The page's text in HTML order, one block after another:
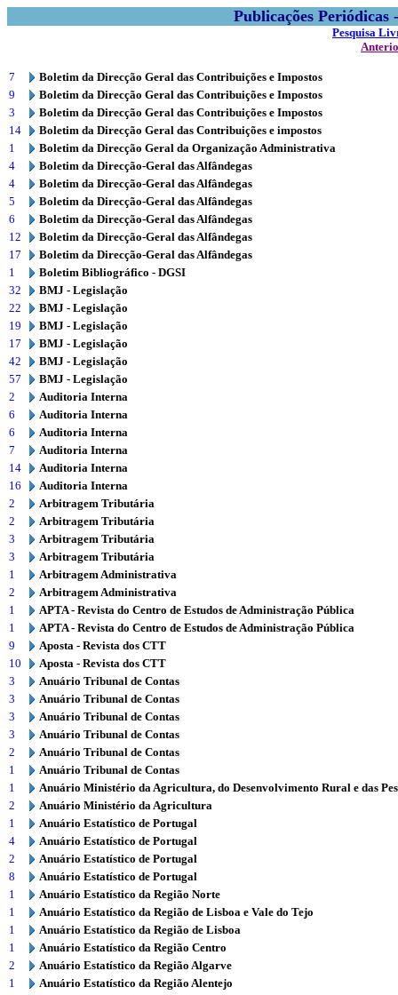
Publicações
Pesquisa
7
Boletim da Direcção Geral das Contribuições e Impostos
9
Boletim da Direcção Geral das Contribuições e Impostos
3
Boletim da Direcção Geral das Contribuições e Impostos
14
Boletim da Direcção Geral das Contribuições e impostos
1
Boletim da Direcção Geral da Organização Administrativa
4
Boletim da Direcção-Geral das Alfândegas
4
Boletim da Direcção-Geral das Alfândegas
5
Boletim da Direcção-Geral das Alfândegas
6
Boletim da Direcção-Geral das Alfândegas
12
Boletim da Direcção-Geral das Alfândegas
17
Boletim da Direcção-Geral das Alfândegas
1
Boletim Bibliográfico - DGSI
32
BMJ - Legislação
22
BMJ - Legislação
19
BMJ - Legislação
17
BMJ - Legislação
42
BMJ - Legislação
57
BMJ - Legislação
2
Auditoria Interna
6
Auditoria Interna
6
Auditoria Interna
7
Auditoria Interna
14
Auditoria Interna
16
Auditoria Interna
2
Arbitragem Tributária
2
Arbitragem Tributária
3
Arbitragem Tributária
3
Arbitragem Tributária
1
Arbitragem Administrativa
2
Arbitragem Administrativa
1
APTA - Revista do Centro de Estudos de Administração Pública
1
APTA - Revista do Centro de Estudos de Administração Pública
9
Aposta - Revista dos CTT
10
Aposta - Revista dos CTT
3
Anuário Tribunal de Contas
3
Anuário Tribunal de Contas
3
Anuário Tribunal de Contas
3
Anuário Tribunal de Contas
2
Anuário Tribunal de Contas
1
Anuário Tribunal de Contas
1
Anuário Ministério da Agricultura, do Desenvolvimento Rural e das
2
Anuário Ministério da Agricultura
1
Anuário Estatístico de Portugal
4
Anuário Estatístico de Portugal
2
Anuário Estatístico de Portugal
8
Anuário Estatístico de Portugal
1
Anuário Estatístico da Região Norte
1
Anuário Estatístico da Região de Lisboa e Vale do Tejo
1
Anuário Estatístico da Região de Lisboa
1
Anuário Estatístico da Região Centro
2
Anuário Estatístico da Região Algarve
1
Anuário Estatístico da Região Alentejo